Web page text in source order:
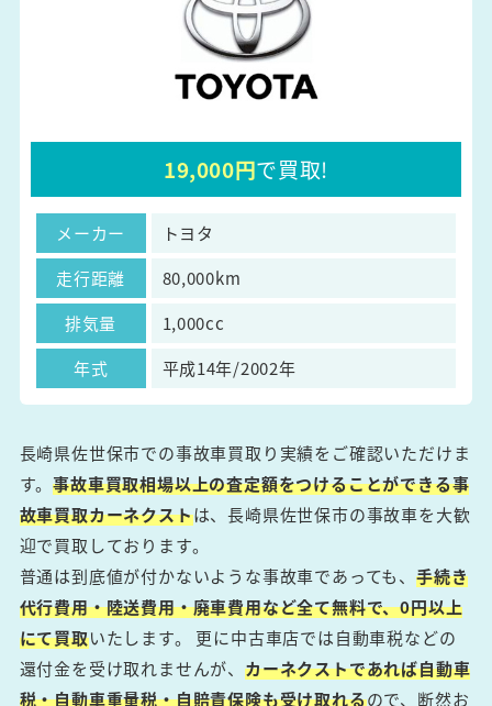
19,000円で買取!
メーカー
トヨタ
走行距離
80,000km
排気量
1,000cc
年式
平成14年/2002年
長崎県佐世保市での事故車買取り実績をご確認いただけま
す。事故車買取相場以上の査定額をつけることができる事
故車買取カーネクストは、長崎県佐世保市の事故車を大歓
迎で買取しております。
普通は到底値が付かないような事故車であっても、手続き
代行費用・陸送費用・廃車費用など全て無料で、0円以上
にて買取いたします。 更に中古車店では自動車税などの
還付金を受け取れませんが、カーネクストであれば自動車
税・自動車重量税・自賠責保険も受け取れるので、断然お